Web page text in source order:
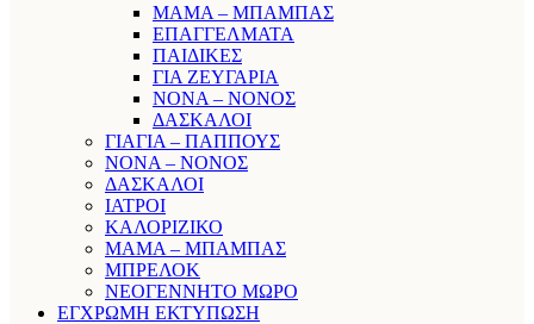
ΜΑΜΑ – ΜΠΑΜΠΑΣ
ΕΠΑΓΓΕΛΜΑΤΑ
ΠΑΙΔΙΚΕΣ
ΓΙΑ ΖΕΥΓΑΡΙΑ
ΝΟΝΑ – ΝΟΝΟΣ
ΔΑΣΚΑΛΟΙ
ΓΙΑΓΙΑ – ΠΑΠΠΟΥΣ
ΝΟΝΑ – ΝΟΝΟΣ
ΔΑΣΚΑΛΟΙ
ΙΑΤΡΟΙ
ΚΑΛΟΡΙΖΙΚΟ
ΜΑΜΑ – ΜΠΑΜΠΑΣ
ΜΠΡΕΛΟΚ
ΝΕΟΓΕΝΝΗΤΟ ΜΩΡΟ
ΕΓΧΡΩΜΗ ΕΚΤΥΠΩΣΗ